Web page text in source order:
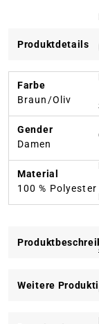
Produktdetails
Farbe
Braun/Oliv
Gender
Damen
Material
100 % Polyester
Weitere